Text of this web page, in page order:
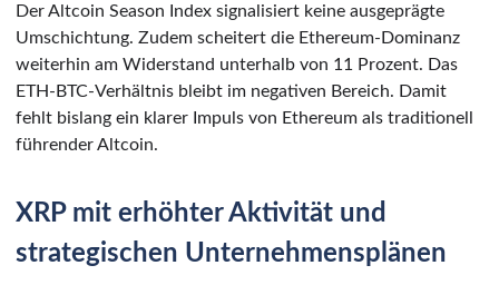
Der Altcoin Season Index signalisiert keine ausgeprägte
Umschichtung. Zudem scheitert die Ethereum-Dominanz
weiterhin am Widerstand unterhalb von 11 Prozent. Das
ETH-BTC-Verhältnis bleibt im negativen Bereich. Damit
fehlt bislang ein klarer Impuls von Ethereum als traditionell
führender Altcoin.
XRP mit erhöhter Aktivität und
strategischen Unternehmensplänen